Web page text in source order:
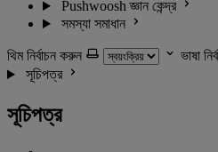
Pushwoosh জ্ঞান কেন্দ্র
সমস্যা সমাধান
থিম নির্বাচন করুন
ভাষা
সূচিপত্র
সূচিপত্র